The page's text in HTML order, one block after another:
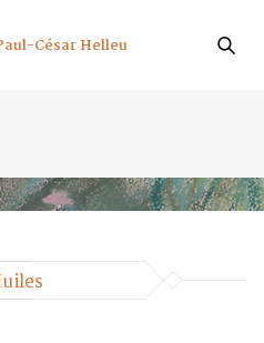
César Helleu